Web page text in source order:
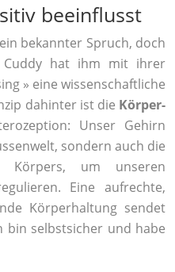
beeinflusst
bekannter Spruch, doch
Cuddy hat ihm mit ihrer
» eine wissenschaftliche
dahinter ist die Körper-
Unser Gehirn
sondern auch die
Körpers, um unseren
Eine aufrechte,
Körperhaltung sendet
bin selbstsicher und habe